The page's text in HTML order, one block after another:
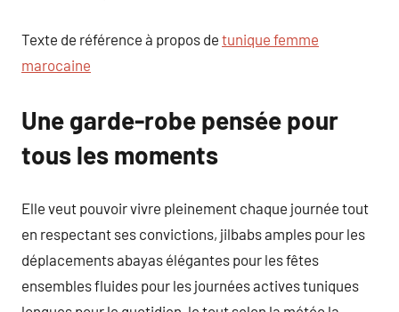
Texte de référence à propos de tunique femme
marocaine
Une garde-robe pensée pour
tous les moments
Elle veut pouvoir vivre pleinement chaque journée tout
en respectant ses convictions, jilbabs amples pour les
déplacements abayas élégantes pour les fêtes
ensembles fluides pour les journées actives tuniques